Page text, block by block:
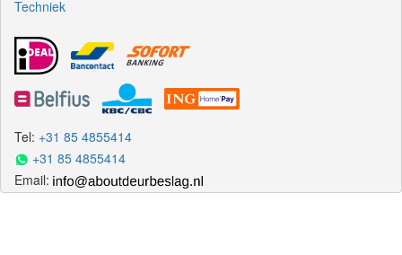
Techniek
Tel: +31 85 4855414
+31 85 4855414
Email: